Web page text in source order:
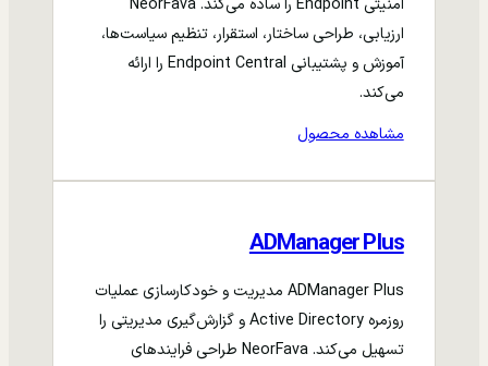
امنیتی Endpoint را ساده می‌کند. NeorFava
ارزیابی، طراحی ساختار، استقرار، تنظیم سیاست‌ها،
آموزش و پشتیبانی Endpoint Central را ارائه
می‌کند.
مشاهده محصول
ADManager Plus
ADManager Plus مدیریت و خودکارسازی عملیات
روزمره Active Directory و گزارش‌گیری مدیریتی را
تسهیل می‌کند. NeorFava طراحی فرایندهای